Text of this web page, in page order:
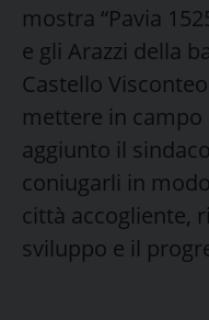
mostra “Pavia
e gli Arazzi della
Castello
mettere in campo
aggiunto il
coniugarli in
città accogliente,
sviluppo e il